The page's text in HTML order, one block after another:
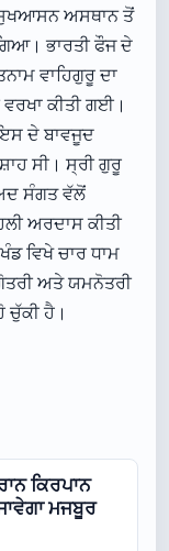
ਸੁਖਆਸਨ ਅਸਥਾਨ ਤੋਂ
ਭਾਰਤੀ ਫੌਜ ਦੇ
ਵਾਹਿਗੁਰੂ ਦਾ
ਕੀਤੀ ਗਈ।
ਦੇ ਬਾਵਜੂਦ
ਸੀ। ਸ੍ਰੀ ਗੁਰੂ
ਸੰਗਤ ਵੱਲੋਂ
ਅਰਦਾਸ ਕੀਤੀ
ਵਿਖੇ ਚਾਰ ਧਾਮ
ਅਤੇ ਯਮਨੋਤਰੀ
ਚੁੱਕੀ ਹੈ।
ਕਿਰਪਾਨ
ਮਜਬੂਰ